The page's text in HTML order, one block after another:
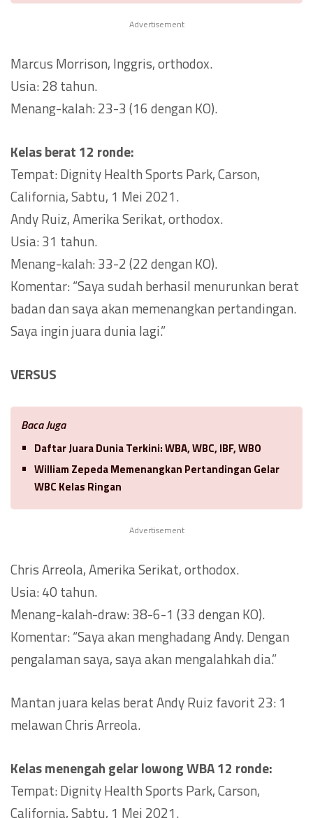
Advertisement
Marcus Morrison, Inggris, orthodox.
Usia: 28 tahun.
Menang-kalah: 23-3 (16 dengan KO).
Kelas berat 12 ronde:
Tempat: Dignity Health Sports Park, Carson,
California, Sabtu, 1 Mei 2021.
Andy Ruiz, Amerika Serikat, orthodox.
Usia: 31 tahun.
Menang-kalah: 33-2 (22 dengan KO).
Komentar: “Saya sudah berhasil menurunkan berat
badan dan saya akan memenangkan pertandingan.
Saya ingin juara dunia lagi.”
VERSUS
Baca Juga
Daftar Juara Dunia Terkini: WBA, WBC, IBF, WBO
William Zepeda Memenangkan Pertandingan Gelar
WBC Kelas Ringan
Advertisement
Chris Arreola, Amerika Serikat, orthodox.
Usia: 40 tahun.
Menang-kalah-draw: 38-6-1 (33 dengan KO).
Komentar: “Saya akan menghadang Andy. Dengan
pengalaman saya, saya akan mengalahkah dia.”
Mantan juara kelas berat Andy Ruiz favorit 23: 1
melawan Chris Arreola.
Kelas menengah gelar lowong WBA 12 ronde:
Tempat: Dignity Health Sports Park, Carson,
California, Sabtu, 1 Mei 2021.